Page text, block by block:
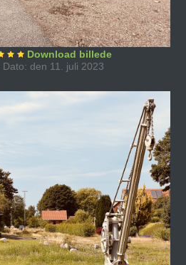
Download billede
den 11. juli 2023